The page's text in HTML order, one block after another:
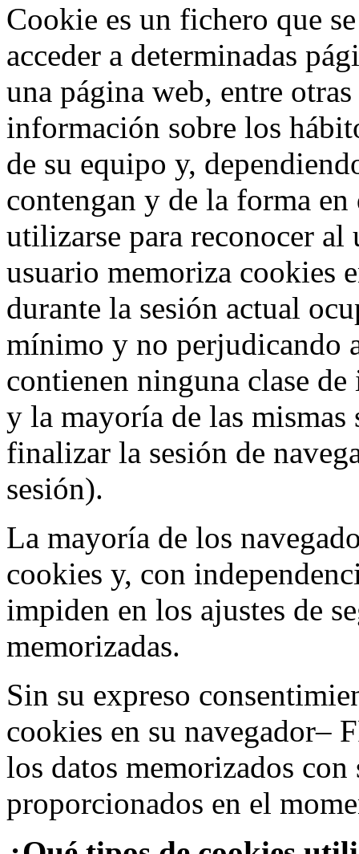
Cookie es un fichero que
acceder a determinadas
una página web, entre
información sobre los
de su equipo y,
contengan y de la forma
utilizarse para reconocer
usuario memoriza cookies
durante la sesión actual
mínimo y no perjudicando
contienen ninguna clase
y la mayoría de las
finalizar la sesión de
sesión).
La mayoría de los
cookies y, con
impiden en los ajustes de
memorizadas.
Sin su expreso
cookies en su navegador–
los datos memorizados con
proporcionados en el